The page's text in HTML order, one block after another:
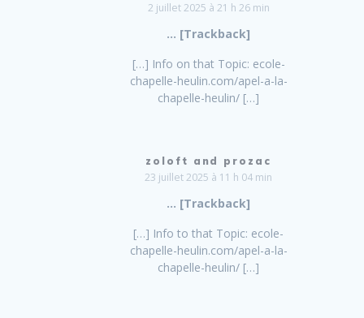
2 juillet 2025 à 21 h 26 min
… [Trackback]
[…] Info on that Topic: ecole-
chapelle-heulin.com/apel-a-la-
chapelle-heulin/ […]
zoloft and prozac
23 juillet 2025 à 11 h 04 min
… [Trackback]
[…] Info to that Topic: ecole-
chapelle-heulin.com/apel-a-la-
chapelle-heulin/ […]